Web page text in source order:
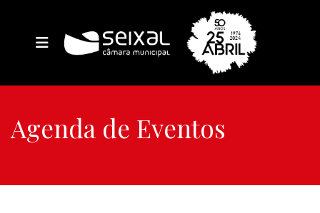
Agenda de Eventos